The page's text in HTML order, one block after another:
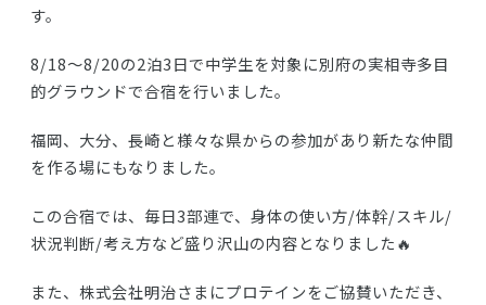
す。
8/18〜8/20の2泊3日で中学生を対象に別府の実相寺多目
的グラウンドで合宿を行いました。
福岡、大分、長崎と様々な県からの参加があり新たな仲間
を作る場にもなりました。
この合宿では、毎日3部連で、身体の使い方/体幹/スキル/
状況判断/考え方など盛り沢山の内容となりました🔥
また、株式会社明治さまにプロテインをご協賛いただき、